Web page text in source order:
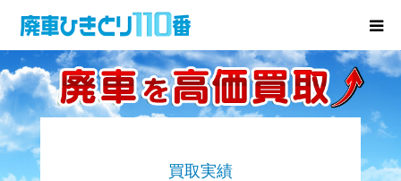
買取実績
廃車･事故車の買取